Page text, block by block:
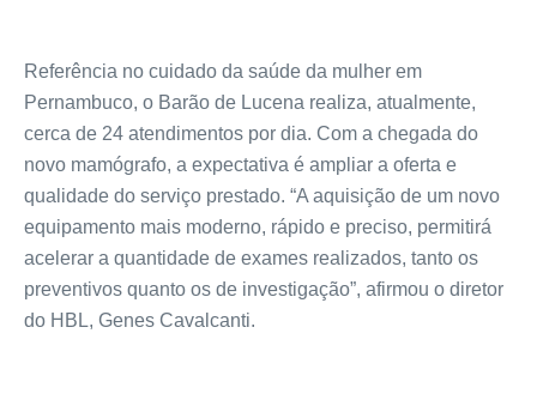
Referência no cuidado da saúde da mulher em
Pernambuco, o Barão de Lucena realiza, atualmente,
cerca de 24 atendimentos por dia. Com a chegada do
novo mamógrafo, a expectativa é ampliar a oferta e
qualidade do serviço prestado. “A aquisição de um novo
equipamento mais moderno, rápido e preciso, permitirá
acelerar a quantidade de exames realizados, tanto os
preventivos quanto os de investigação”, afirmou o diretor
do HBL, Genes Cavalcanti.